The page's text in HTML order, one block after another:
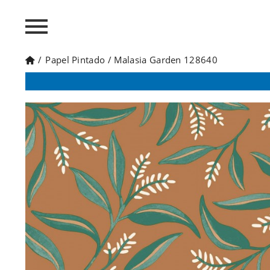
/ Papel Pintado / Malasia Garden 128640